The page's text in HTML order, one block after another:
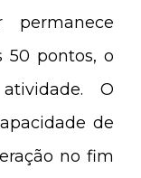
permanece
50 pontos, o
O
de
no fim